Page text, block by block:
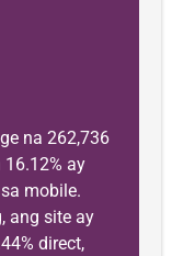
na 262,736
ay
mobile.
ang site ay
direct,